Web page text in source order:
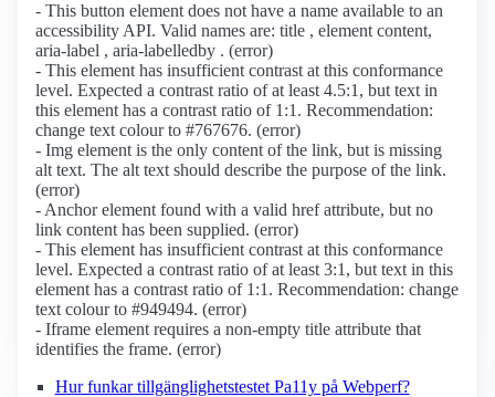
- This button element does not have a name available to an
accessibility API. Valid names are: title , element content,
aria-label , aria-labelledby . (error)
- This element has insufficient contrast at this conformance
level. Expected a contrast ratio of at least 4.5:1, but text in
this element has a contrast ratio of 1:1. Recommendation:
change text colour to #767676. (error)
- Img element is the only content of the link, but is missing
alt text. The alt text should describe the purpose of the link.
(error)
- Anchor element found with a valid href attribute, but no
link content has been supplied. (error)
- This element has insufficient contrast at this conformance
level. Expected a contrast ratio of at least 3:1, but text in this
element has a contrast ratio of 1:1. Recommendation: change
text colour to #949494. (error)
- Iframe element requires a non-empty title attribute that
identifies the frame. (error)
Hur funkar tillgänglighetstestet Pa11y på Webperf?